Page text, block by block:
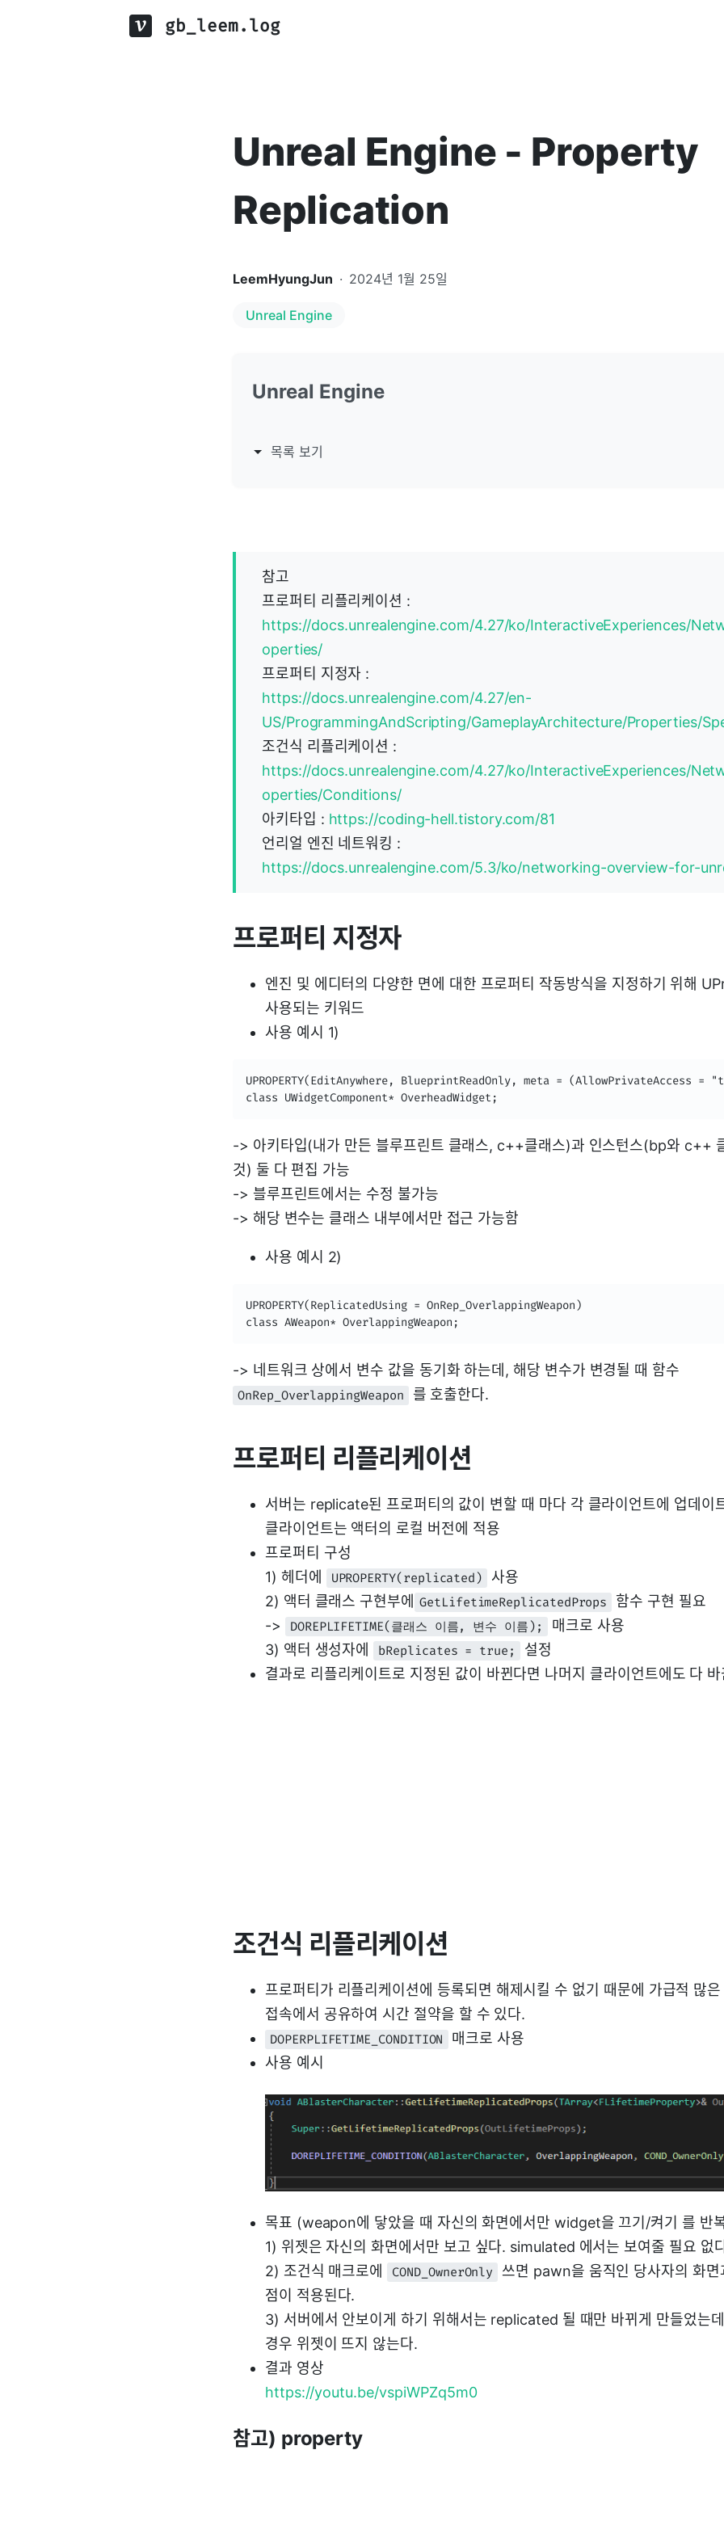
gb_leem.log
Unreal Engine - Property
Replication
LeemHyungJun · 2024년 1월 25일
Unreal Engine
Unreal Engine
목록 보기
참고
프로퍼티 리플리케이션 :
https://docs.unrealengine.com/4.27/ko/InteractiveExperiences/
operties/
프로퍼티 지정자 :
https://docs.unrealengine.com/4.27/en-
US/ProgrammingAndScripting/GameplayArchitecture/Properties/
조건식 리플리케이션 :
https://docs.unrealengine.com/4.27/ko/InteractiveExperiences/
operties/Conditions/
아키타입 : https://coding-hell.tistory.com/81
언리얼 엔진 네트워킹 :
https://docs.unrealengine.com/5.3/ko/networking-overview-for-
프로퍼티 지정자
엔진 및 에디터의 다양한 면에 대한 프로퍼티 작동방식을 지정하기 위해
사용되는 키워드
사용 예시 1)
UPROPERTY(EditAnywhere, BlueprintReadOnly, meta = (AllowPrivateAccess =
class UWidgetComponent* OverheadWidget;
-> 아키타입(내가 만든 블루프린트 클래스, c++클래스)과 인스턴스(bp와 c++
것) 둘 다 편집 가능
-> 블루프린트에서는 수정 불가능
-> 해당 변수는 클래스 내부에서만 접근 가능함
사용 예시 2)
UPROPERTY(ReplicatedUsing = OnRep_OverlappingWeapon)
class AWeapon* OverlappingWeapon;
-> 네트워크 상에서 변수 값을 동기화 하는데, 해당 변수가 변경될 때 함수
OnRep_OverlappingWeapon 를 호출한다.
프로퍼티 리플리케이션
서버는 replicate된 프로퍼티의 값이 변할 때 마다 각 클라이언트에 업데이
클라이언트는 액터의 로컬 버전에 적용
프로퍼티 구성
1) 헤더에
UPROPERTY(replicated)
사용
2) 액터 클래스 구현부에
GetLifetimeReplicatedProps
함수 구현 필요
->
DOREPLIFETIME(클래스 이름, 변수 이름);
매크로 사용
3) 액터 생성자에
bReplicates = true;
설정
결과로 리플리케이트로 지정된 값이 바뀐다면 나머지 클라이언트에도 다
조건식 리플리케이션
프로퍼티가 리플리케이션에 등록되면 해제시킬 수 없기 때문에 가급적 많은
접속에서 공유하여 시간 절약을 할 수 있다.
DOPERPLIFETIME_CONDITION
매크로 사용
사용 예시
목표 (weapon에 닿았을 때 자신의 화면에서만 widget을 끄기/켜기 를 반
1) 위젯은 자신의 화면에서만 보고 싶다. simulated 에서는 보여줄 필요 없
2) 조건식 매크로에
COND_OwnerOnly
쓰면 pawn을 움직인 당사자의 화면
점이 적용된다.
3) 서버에서 안보이게 하기 위해서는 replicated 될 때만 바뀌게 만들었는
경우 위젯이 뜨지 않는다.
결과 영상
https://youtu.be/vspiWPZq5m0
참고) property